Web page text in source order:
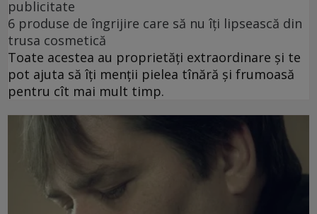
publicitate
6 produse de îngrijire care să nu îți lipsească din
trusa cosmetică
Toate acestea au proprietăți extraordinare și te
pot ajuta să îți menții pielea tînără și frumoasă
pentru cît mai mult timp.